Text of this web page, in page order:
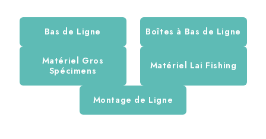
Bas de Ligne Boîtes à Bas de Ligne
Matériel Gros
Spécimens
Matériel Lai Fishing
Montage de Ligne